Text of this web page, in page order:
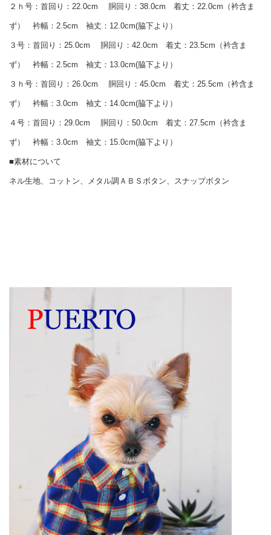
２ｈ号：首回り：22.0cm 胴回り：38.0cm 着丈：22.0cm（衿含ま
ず） 衿幅：2.5cm 袖丈：12.0cm(脇下より）
３号：首回り：25.0cm 胴回り：42.0cm 着丈：23.5cm（衿含ま
ず） 衿幅：2.5cm 袖丈：13.0cm(脇下より）
３ｈ号：首回り：26.0cm 胴回り：45.0cm 着丈：25.5cm（衿含ま
ず） 衿幅：3.0cm 袖丈：14.0cm(脇下より）
４号：首回り：29.0cm 胴回り：50.0cm 着丈：27.5cm（衿含ま
ず） 衿幅：3.0cm 袖丈：15.0cm(脇下より）
■素材について
ネル生地、コットン、メタル調ＡＢＳボタン、スナップボタン